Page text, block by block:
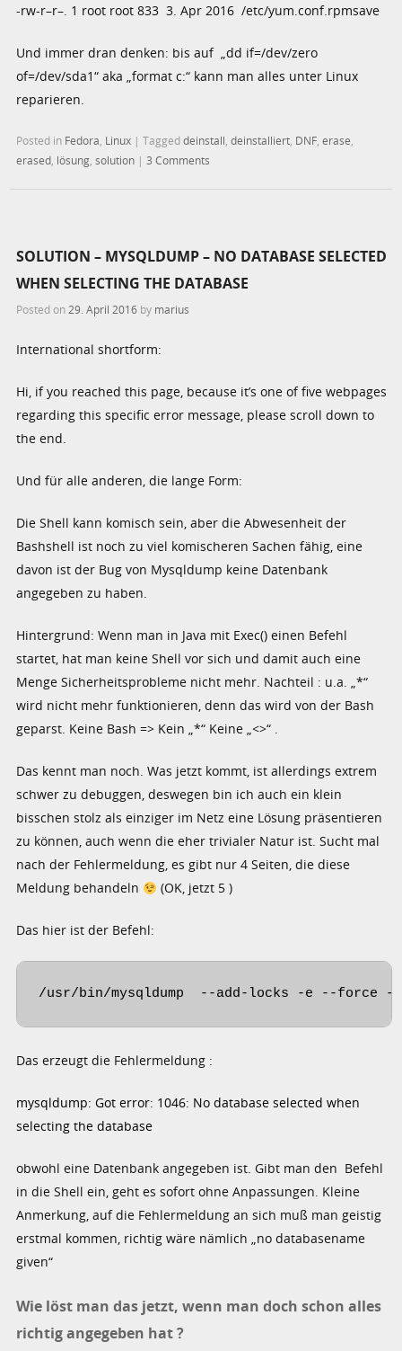
-rw-r–r–. 1 root root 833 3. Apr 2016 /etc/yum.conf.rpmsave
Und immer dran denken: bis auf „dd if=/dev/zero
of=/dev/sda1“ aka „format c:“ kann man alles unter Linux
reparieren.
Posted in Fedora Linux |Taggeddeinstall ,deinstalliert DNF ,erase
erased lösung ,solution |3 Comments
SOLUTION – MYSQLDUMP – NO DATABASE SELECTED
WHEN SELECTING THE DATABASE
Posted on29. April 2016 by marius
International shortform:
Hi, if you reached this page, because it’s one of five webpages
regarding this specific error message, please scroll down to
the end.
Und für alle anderen, die lange Form:
Die Shell kann komisch sein, aber die Abwesenheit der
Bashshell ist noch zu viel komischeren Sachen fähig, eine
davon ist der Bug von Mysqldump keine Datenbank
angegeben zu haben.
Hintergrund: Wenn man in Java mit Exec() einen Befehl
startet, hat man keine Shell vor sich und damit auch eine
Menge Sicherheitsprobleme nicht mehr. Nachteil : u.a. „*“
wird nicht mehr funktionieren, denn das wird von der Bash
geparst. Keine Bash => Kein „*“ Keine „<>“ .
Das kennt man noch. Was jetzt kommt, ist allerdings extrem
schwer zu debuggen, deswegen bin ich auch ein klein
bisschen stolz als einziger im Netz eine Lösung präsentieren
zu können, auch wenn die eher trivialer Natur ist. Sucht mal
nach der Fehlermeldung, es gibt nur 4 Seiten, die diese
Meldung behandeln
(OK, jetzt 5 )
Das hier ist der Befehl:
/usr/bin/mysqldump  --add-locks -e --force -
Das erzeugt die Fehlermeldung :
mysqldump: Got error: 1046: No database selected when
selecting the database
obwohl eine Datenbank angegeben ist. Gibt man den Befehl
in die Shell ein, geht es sofort ohne Anpassungen. Kleine
Anmerkung, auf die Fehlermeldung an sich muß man geistig
erstmal kommen, richtig wäre nämlich „no databasename
given“
Wie löst man das jetzt, wenn man doch schon alles
richtig angegeben hat ?